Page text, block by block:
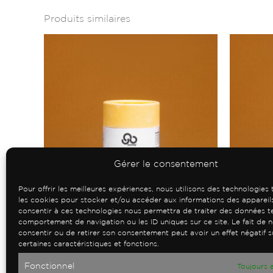
Gérer le consentement
Pour offrir les meilleures expériences, nous utilisons des technologies
les cookies pour stocker et/ou accéder aux informations des
consentir à ces technologies nous permettra de traiter des données
comportement de navigation ou les ID uniques sur ce site. Le fait de
consentir ou de retirer son consentement peut avoir un effet négatif
certaines caractéristiques et fonctions.
Fonctionnel Toujours
Produits similaires
Argile
Argile blanche
3.000CFA
Argile
ARGILE
3.000CFA